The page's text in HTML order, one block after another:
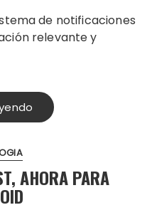
relevante y
AHORA PARA